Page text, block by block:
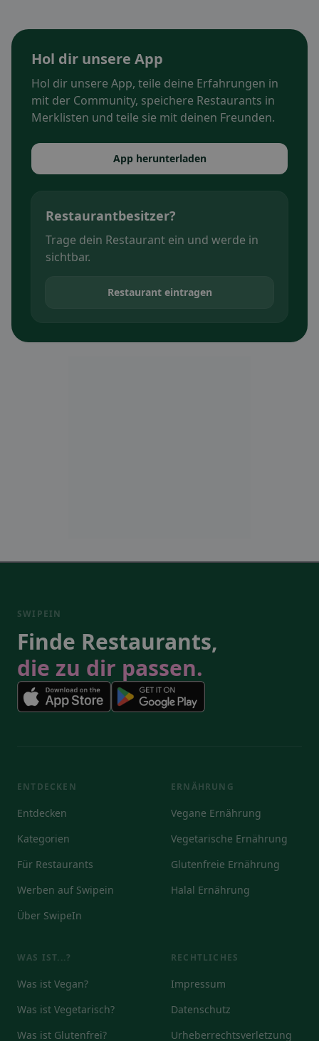
Hol dir unsere App
Hol dir unsere App, teile deine Erfahrungen in
mit der Community, speichere Restaurants in
Merklisten und teile sie mit deinen Freunden.
App herunterladen
Restaurantbesitzer?
Trage dein Restaurant ein und werde in
sichtbar.
Restaurant eintragen
SWIPEIN
Finde Restaurants,
die zu dir passen.
ENTDECKEN
Entdecken
Kategorien
Für Restaurants
Werben auf Swipein
Über SwipeIn
ERNÄHRUNG
Vegane Ernährung
Vegetarische Ernährung
Glutenfreie Ernährung
Halal Ernährung
WAS IST...?
Was ist Vegan?
Was ist Vegetarisch?
Was ist Glutenfrei?
RECHTLICHES
Impressum
Datenschutz
Urheberrechtsverletzung